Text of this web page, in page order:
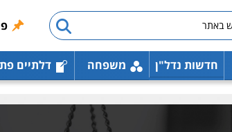
חדשות נדל"ן משפחה דלתיים